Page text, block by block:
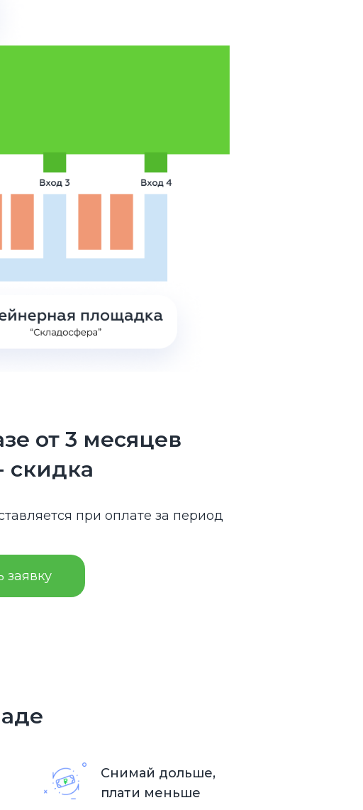
от 3 месяцев
скидка
при оплате за период
Снимай дольше,
плати меньше